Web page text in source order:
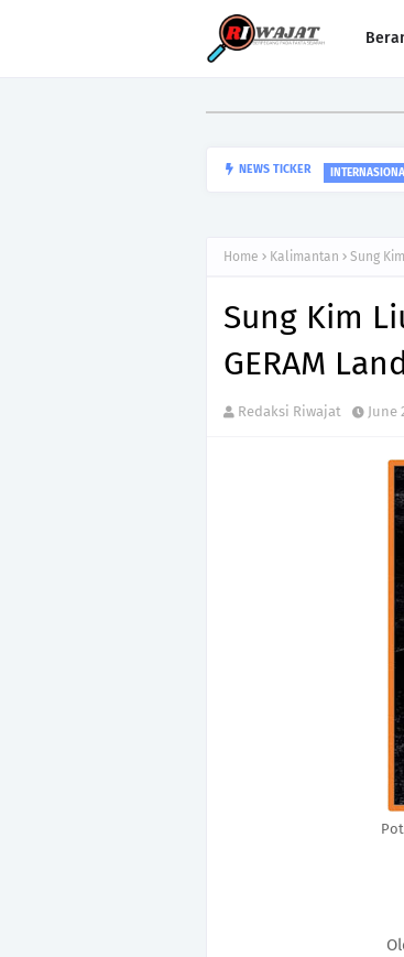
NEWS TICKER
Home Kalimantan Sung
Sung Kim
GERAM
Redaksi Riwajat June